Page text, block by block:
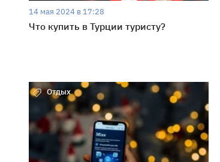
14 мая 2024 в 17:28
Что купить в Турции туристу?
Отдых